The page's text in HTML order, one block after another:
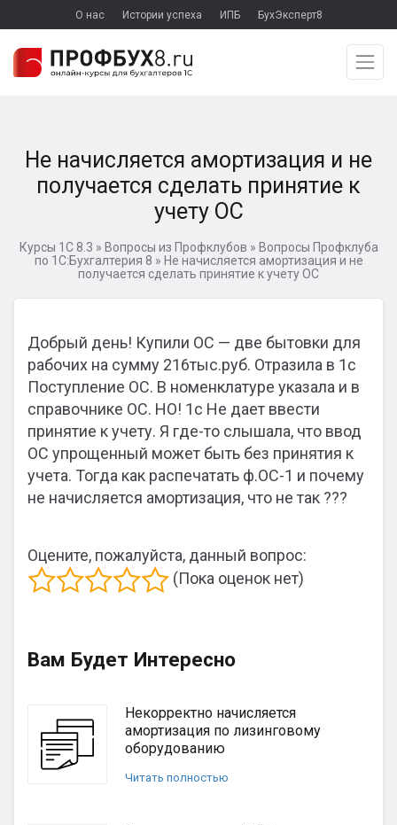
О нас Истории успеха ИПБ БухЭксперт8
Не начисляется амортизация и не
получается сделать принятие к
учету ОС
Курсы 1С 8.3 » Вопросы из Профклубов » Вопросы Профклуба
по 1С:Бухгалтерия 8 » Не начисляется амортизация и не
получается сделать принятие к учету ОС
Добрый день! Купили ОС — две бытовки для
рабочих на сумму 216тыс.руб. Отразила в 1с
Поступление ОС. В номенклатуре указала и в
справочнике ОС. НО! 1с Не дает ввести
принятие к учету. Я где-то слышала, что ввод
ОС упрощенный может быть без принятия к
учета. Тогда как распечатать ф.ОС-1 и почему
не начисляется амортизация, что не так ???
Оцените, пожалуйста, данный вопрос:
(Пока оценок нет)
Вам Будет Интересно
Некорректно начисляется
амортизация по лизинговому
оборудованию
Читать полностью